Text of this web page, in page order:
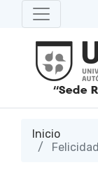
Inicio